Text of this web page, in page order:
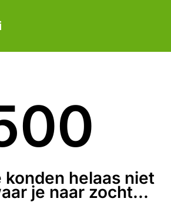
500
konden helaas niet
je naar zocht...